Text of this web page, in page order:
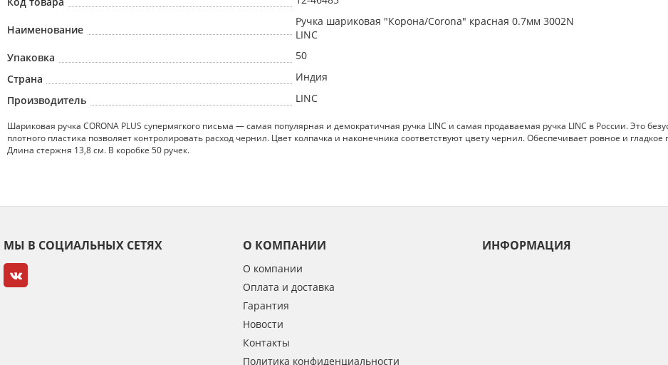
Наименование
Ручка шариковая "Корона/Corona" красная 0.7мм 3002N
LINC
Упаковка
50
Страна
Индия
Производитель
LINC
Шариковая ручка CORONA PLUS супермягкого письма — самая популярная и демократичная ручка LINC и самая продаваемая ручка LINC в России. Это
плотного пластика позволяет контролировать расход чернил. Цвет колпачка и наконечника соответствуют цвету чернил. Обеспечивает ровное и
Длина стержня 13,8 см. В коробке 50 ручек.
МЫ В СОЦИАЛЬНЫХ СЕТЯХ О КОМПАНИИ
О компании
Оплата и доставка
Гарантия
Новости
Контакты
Политика конфиденциальности
ИНФОРМАЦИЯ